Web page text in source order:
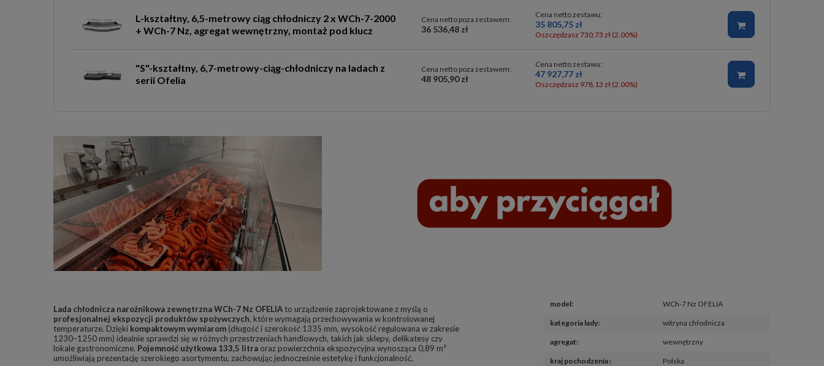
L-kształtny, 6,5-metrowy ciąg chłodniczy 2 x WCh-7-2000
+ WCh-7 Nz, agregat wewnętrzny, montaż pod klucz
Cena netto poza zestawem:
36 536,48 zł
Cena netto zestawu:
35 805,75 zł
Oszczędzasz 730,73 zł (2.00%)
"S"-kształtny, 6,7-metrowy-ciąg-chłodniczy na ladach z
serii Ofelia
Cena netto poza zestawem:
48 905,90 zł
Cena netto zestawu:
47 927,77 zł
Oszczędzasz 978,13 zł (2.00%)
Lada chłodnicza narożnikowa zewnętrzna WCh-7 Nz OFELIA to urządzenie zaprojektowane z myślą o
profesjonalnej ekspozycji produktów spożywczych, które wymagają przechowywania w kontrolowanej
temperaturze. Dzięki kompaktowym wymiarom (długość i szerokość 1335 mm, wysokość regulowana w zakresie
1230–1250 mm) idealnie sprawdzi się w różnych przestrzeniach handlowych, takich jak sklepy, delikatesy czy
lokale gastronomiczne. Pojemność użytkowa 133,5 litra oraz powierzchnia ekspozycyjna wynosząca 0,89 m²
umożliwiają prezentację szerokiego asortymentu, zachowując jednocześnie estetykę i funkcjonalność.
model: WCh-7 Nz OFELIA
kategoria lady: witryna chłodnicza
agregat: wewnętrzny
kraj pochodzenia : Polska